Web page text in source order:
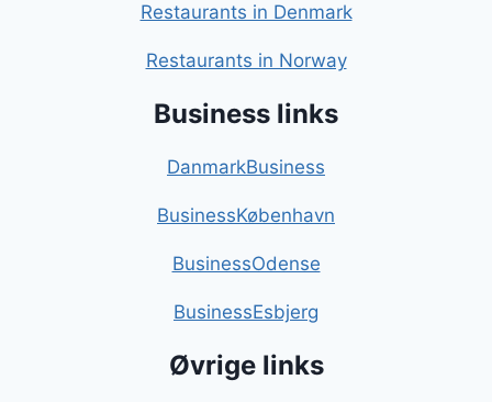
Restaurants in Denmark
Restaurants in Norway
Business links
DanmarkBusiness
BusinessKøbenhavn
BusinessOdense
BusinessEsbjerg
Øvrige links